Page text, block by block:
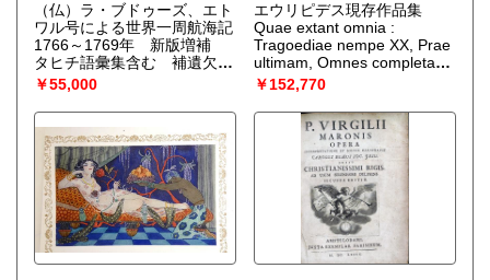
（仏）ラ・ブドゥーズ、エト
ワル号による世界一周航海記
1766～1769年 新版増補
タヒチ語彙集含む 補遺欠
Voyage autour du Monde,
par la Fregate du Roi La
Boudeuse, et la Flute l'Etoile;
En 1766, 1767, 1768 &
1769. Seconde ed.,
augmentee. （ブーガンヴィ
ル [BOUGAINVILLE,L.-A.]）
￥55,000
エウリピデス現存作品集
Quae extant omnia :
Tragoediae nempe XX, Prae
ultimam, Omnes completae :
Item framenta aliarum
plusquam LX Trag diarum ; &
Epistolae V. Opera & Studio
J.Barnes.（エウリピデス
EURIPIDES）
￥152,770